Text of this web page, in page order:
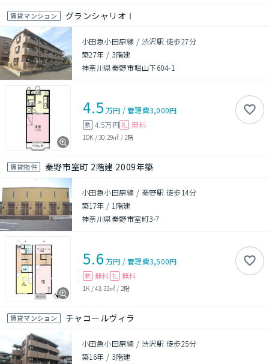
賃貸マンション グランシャリオⅠ
小田急小田原線 / 渋沢駅 徒歩27分
築27年 / 3階建
神奈川県秦野市堀山下604-1
4.5 万円 /管理費3,000円
敷 4.5万円 礼 無料
1DK /30.29㎡ / 2階
賃貸物件 秦野市室町 2階建 2009年築
小田急小田原線 / 秦野駅 徒歩14分
築17年 / 1階建
神奈川県秦野市室町3-7
5.6 万円 /管理費3,500円
敷 無料 礼 無料
1K /43.33㎡ / 2階
賃貸マンション チャコールヴィラ
小田急小田原線 / 渋沢駅 徒歩25分
築16年 / 3階建